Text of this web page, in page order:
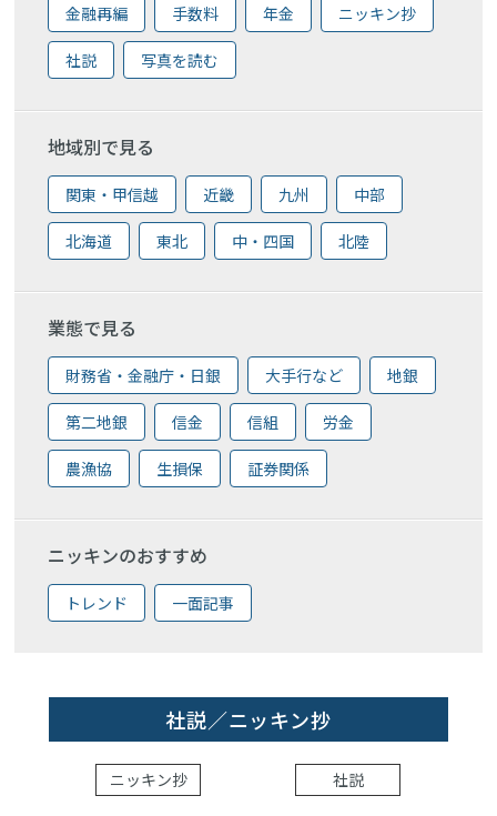
金融再編 手数料 年金 ニッキン抄
社説 写真を読む
地域別で見る
関東・甲信越 近畿 九州 中部
北海道 東北 中・四国 北陸
業態で見る
財務省・金融庁・日銀 大手行など 地銀
第二地銀 信金 信組 労金
農漁協 生損保 証券関係
ニッキンのおすすめ
トレンド 一面記事
社説／ニッキン抄
ニッキン抄 社説